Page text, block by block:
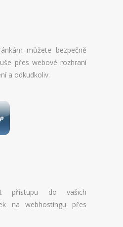
SSD WEBHOSTING
MULTIHOSTING
VPS
VPS
můžete bezpečně
přes webové rozhraní
a odkudkoliv.
přístupu do vašich
na webhostingu přes